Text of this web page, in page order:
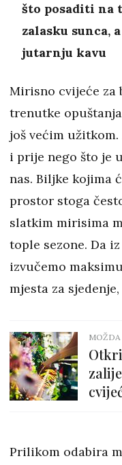
što posaditi na
zalasku sunca,
jutarnju kavu
Mirisno cvijeće za
trenutke
još većim
i prije nego što je
nas. Biljke kojima
prostor stoga
slatkim mirisima
tople sezone. Da
izvučemo
mjesta za
Prilikom odabira